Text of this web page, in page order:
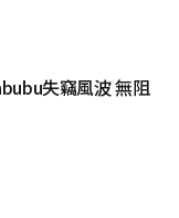
失竊風波 無阻